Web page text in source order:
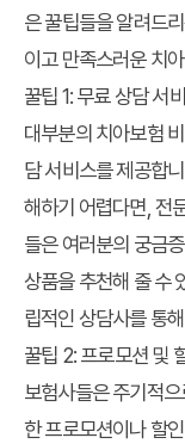
은 꿀팁들을 알려드
이고 만족스러운 치
꿀팁 1: 무료 상담 서
대부분의 치아보험
담 서비스를 제공합
해하기 어렵다면, 전
들은 여러분의 궁금
상품을 추천해 줄 수
립적인 상담사를 통
꿀팁 2: 프로모션 및
보험사들은 주기적
한 프로모션이나 할